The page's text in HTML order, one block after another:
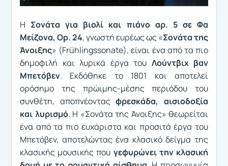
Η Σονάτα για βιολί και πιάνο αρ. 5 σε Φα
Μείζονα, Op. 24, γνωστή ευρέως ως «Σονάτα της
Άνοιξης» (Frühlingssonate), είναι ένα από τα πιο
δημοφιλή και λυρικά έργα του Λούντβιχ βαν
Μπετόβεν. Εκδόθηκε το 1801 και αποτελεί
ορόσημο της πρώιμης-μέσης περιόδου του
συνθέτη, αποπνέονταςφρεσκάδα, αισιοδοξία
και λυρισμό. Η «Σονάτα της Άνοιξης» θεωρείται
ένα από τα πιο ευχάριστα και προσιτά έργα του
Μπετόβεν, αποτελώντας ένα κλασικό δείγμα της
κλασικής μουσικής που γεφυρώνει την κλασική